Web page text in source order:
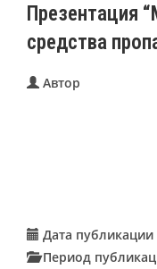
Презентация
средства
Автор
Дата публикации
Период